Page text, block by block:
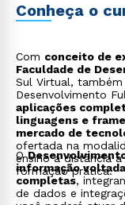
Conheça o
Com conceito de
Faculdade de
Sul Virtual,
Desenvolvimento
aplicações
linguagens e
mercado de
ofertada na
ensino a distância
formação prática.
O
informação
completas,
de dados e